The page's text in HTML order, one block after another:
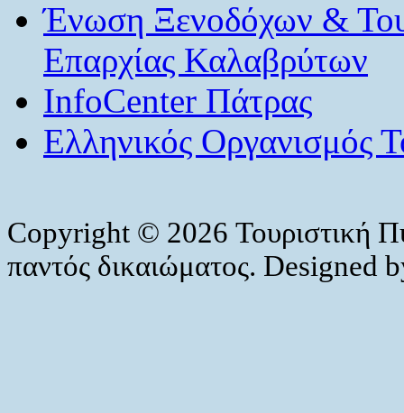
Ένωση Ξενοδόχων &
Επαρχίας Καλαβρύτων
InfoCenter Πάτρας
Ελληνικός Οργανισμός
Copyright © 2026 Τουριστική
παντός δικαιώματος. Designed